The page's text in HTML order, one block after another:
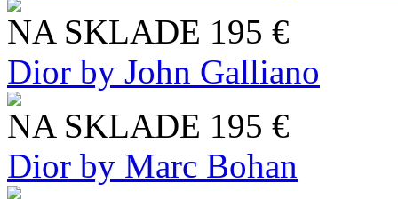
NA SKLADE 195 €
Dior by John Galliano
NA SKLADE 195 €
Dior by Marc Bohan